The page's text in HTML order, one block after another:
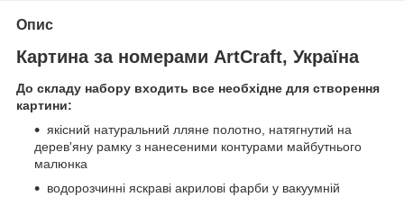
Опис
Картина за номерами ArtCraft, Україна
До складу набору входить все необхідне для створення
картини:
якісний натуральний лляне полотно, натягнутий на
дерев'яну рамку з нанесеними контурами майбутнього
малюнка
водорозчинні яскраві акрилові фарби у вакуумній